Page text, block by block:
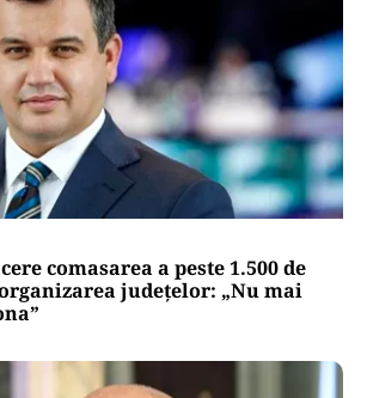
comasarea a peste 1.500 de
județelor: „Nu mai